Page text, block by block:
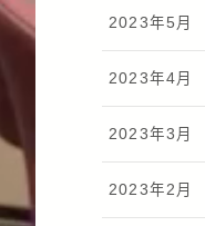
2023年5月
2023年4月
2023年3月
2023年2月